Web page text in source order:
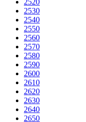
2530
2540
2550
2560
2570
2580
2590
2600
2610
2620
2630
2640
2650